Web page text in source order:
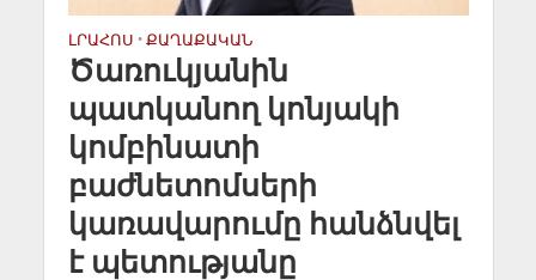
ԼՐԱՀՈՍ • ՔԱՂԱՔԱԿԱՆ
Ծառուկյանին
պատկանող կոնյակի
կոմբինատի
բաժնետոմսերի
կառավարումը հանձնվել
է պետությանը